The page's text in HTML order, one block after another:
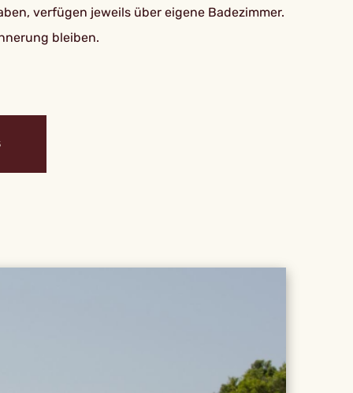
verfügen jeweils über eigene Badezimmer.
bleiben.